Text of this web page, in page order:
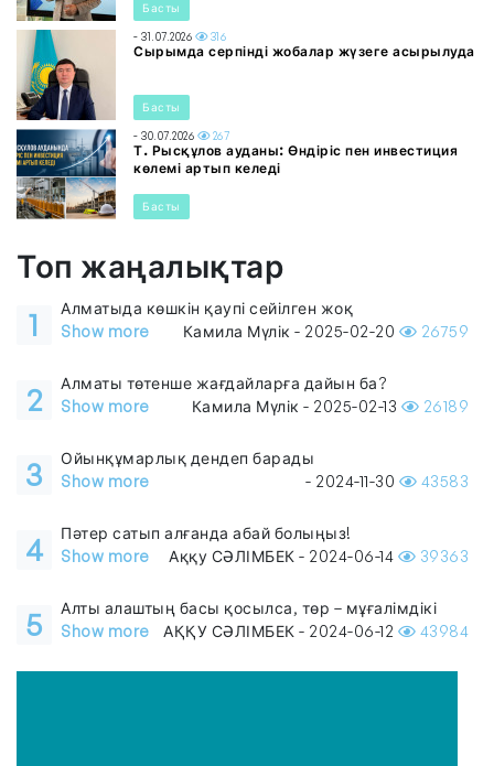
Басты
- 31.07.2026 316
Сырымда серпінді жобалар жүзеге асырылуда
Басты
- 30.07.2026 267
Т. Рысқұлов ауданы: Өндіріс пен инвестиция
көлемі артып келеді
Басты
Топ жаңалықтар
1
Алматыда көшкін қаупі сейілген жоқ
Show more
Камила Мүлік - 2025-02-20 26759
2
Алматы төтенше жағдайларға дайын ба?
Show more
Камила Мүлік - 2025-02-13 26189
3
Ойынқұмарлық дендеп барады
Show more
- 2024-11-30 43583
4
Пәтер сатып алғанда абай болыңыз!
Show more
Аққу СӘЛІМБЕК - 2024-06-14 39363
5
Алты алаштың басы қосылса, төр – мұғалімдікі
Show more
АҚҚУ СӘЛІМБЕК - 2024-06-12 43984